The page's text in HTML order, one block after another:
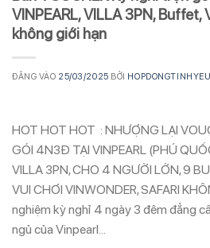
VINPEARL, VILLA 3PN, Buffet,
không giới hạn
ĐĂNG VÀO 25/03/2025 BỞI HOPDONGTINHYEU
HOT HOT HOT : NHƯỢNG LẠI
GÓI 4N3Đ TẠI VINPEARL (PHÚ
VILLA 3PN, CHO 4 NGƯỜI LỚN, 9
VUI CHƠI VINWONDER, SAFARI
nghiệm kỳ nghỉ 4 ngày 3 đêm đẳng
ngủ của Vinpearl…